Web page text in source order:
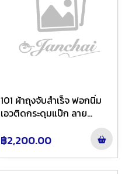
101 ผ้าถุงจับสำเร็จ ฟอกนิ่ม
เอวติดกระดุมแป๊ก ลาย
สับปะรด สี เทาย้อมเทากะปิไล่
สี
฿2,200.00